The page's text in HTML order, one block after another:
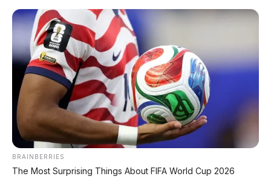
Home»motor hydrogen»motor toyota»review motor»
Toyota Siap Nyebur Pasar Motor, Skutik
Hidrogen dengan Kartrid Swap, Isi 2
Menit
BRAINBERRIES
The Most Surprising Things About FIFA World Cup 2026